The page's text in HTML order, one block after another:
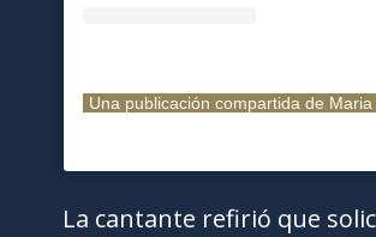
La cantante refirió que